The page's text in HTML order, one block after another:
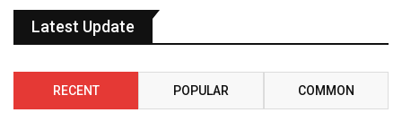
Latest Update
RECENT POPULAR COMMON